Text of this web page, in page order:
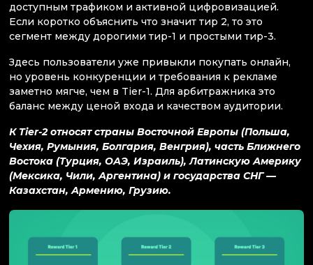
доступным трафиком и активной цифровизацией.
Если коротко объяснить что значит тир 2, то это
сегмент между дорогими тир-1 и простыми тир-3.
Здесь пользователи уже привыкли покупать онлайн,
но уровень конкуренции и требования к рекламе
заметно мягче, чем в Tier-1. Для арбитражника это
баланс между ценой входа и качеством аудитории.
К Tier-2 относят страны Восточной Европы (Польша,
Чехия, Румыния, Болгария, Венгрия), часть Ближнего
Востока (Турция, ОАЭ, Израиль), Латинскую Америку
(Мексика, Чили, Аргентина) и государства СНГ —
Казахстан, Армению, Грузию.